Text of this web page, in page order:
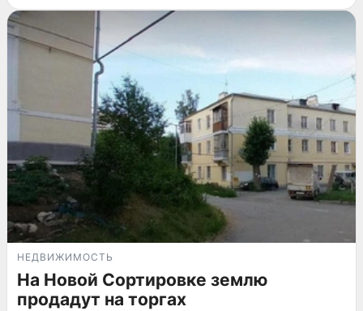
НЕДВИЖИМОСТЬ
На Новой Сортировке землю
продадут на торгах